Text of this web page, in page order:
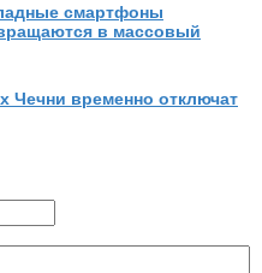
смартфоны
в массовый
Чечни временно отключат